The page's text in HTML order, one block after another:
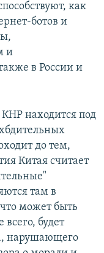
как
ботов и
и
в России и
находится под
до тем,
Китая считает
там в
может быть
будет
нарушающего